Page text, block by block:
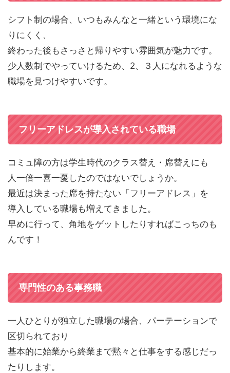
シフト制の場合、いつもみんなと一緒という環境にな
りにくく、
終わった後もさっさと帰りやすい雰囲気が魅力です。
少人数制でやっていけるため、2、３人になれるような
職場を見つけやすいです。
フリーアドレスが導入されている職場
コミュ障の方は学生時代のクラス替え・席替えにも
人一倍一喜一憂したのではないでしょうか。
最近は決まった席を持たない「フリーアドレス」を
導入している職場も増えてきました。
早めに行って、角地をゲットしたりすればこっちのも
んです！
専門性のある事務職
一人ひとりが独立した職場の場合、パーテーションで
区切られており
基本的に始業から終業まで黙々と仕事をする感じだっ
たりします。